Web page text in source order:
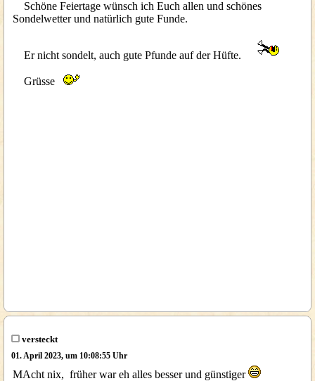
Schöne Feiertage wünsch ich Euch allen und schönes
Sondelwetter und natürlich gute Funde.
Er nicht sondelt, auch gute Pfunde auf der Hüfte.
Grüsse
versteckt
01. April 2023, um 10:08:55 Uhr
MAcht nix, früher war eh alles besser und günstiger